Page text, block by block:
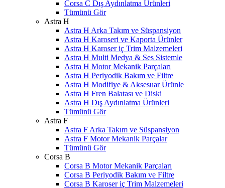
Corsa C Dış Aydınlatma Ürünleri
Tümünü Gör
Astra H
Astra H Arka Takım ve Süspansiyon
Astra H Karoseri ve Kaporta Ürünler
Astra H Karoser iç Trim Malzemeleri
Astra H Multi Medya & Ses Sistemle
Astra H Motor Mekanik Parçaları
Astra H Periyodik Bakım ve Filtre
Astra H Modifiye & Aksesuar Ürünle
Astra H Fren Balatası ve Diski
Astra H Dış Aydınlatma Ürünleri
Tümünü Gör
Astra F
Astra F Arka Takım ve Süspansiyon
Astra F Motor Mekanik Parçalar
Tümünü Gör
Corsa B
Corsa B Motor Mekanik Parçaları
Corsa B Periyodik Bakım ve Filtre
Corsa B Karoser iç Trim Malzemeleri